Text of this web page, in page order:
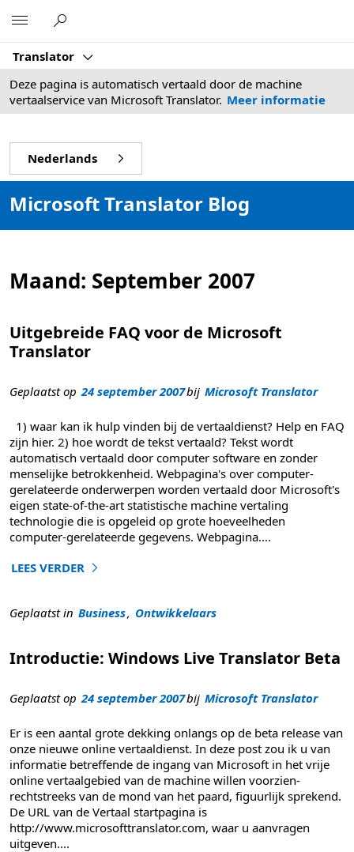
Translator
Deze pagina is automatisch vertaald door de machine
vertaalservice van Microsoft Translator. Meer informatie
Nederlands
Microsoft Translator Blog
Maand: September 2007
Uitgebreide FAQ voor de Microsoft
Translator
Geplaatst op 24 september 2007bij Microsoft Translator
1) waar kan ik hulp vinden bij de vertaaldienst? Help en FAQ
zijn hier. 2) hoe wordt de tekst vertaald? Tekst wordt
automatisch vertaald door computer software en zonder
menselijke betrokkenheid. Webpagina's over computer-
gerelateerde onderwerpen worden vertaald door Microsoft's
eigen state-of-the-art statistische machine vertaling
technologie die is opgeleid op grote hoeveelheden
computer-gerelateerde gegevens. Webpagina....
LEES VERDER
"Uitgebreide FAQ voor de Microsoft Translator"
Geplaatst in Business, Ontwikkelaars
Introductie: Windows Live Translator Beta
Geplaatst op 24 september 2007bij Microsoft Translator
Er is een aantal grote dekking onlangs op de beta release van
onze nieuwe online vertaaldienst. In deze post zou ik u van
informatie betreffende de ingang van Microsoft in het vrije
online vertaalgebied van de machine willen voorzien-
rechtstreeks van de mond van het paard, figuurlijk sprekend.
De URL van de Vertaal startpagina is
http://www.microsofttranslator.com, waar u aanvragen
uitgeven....